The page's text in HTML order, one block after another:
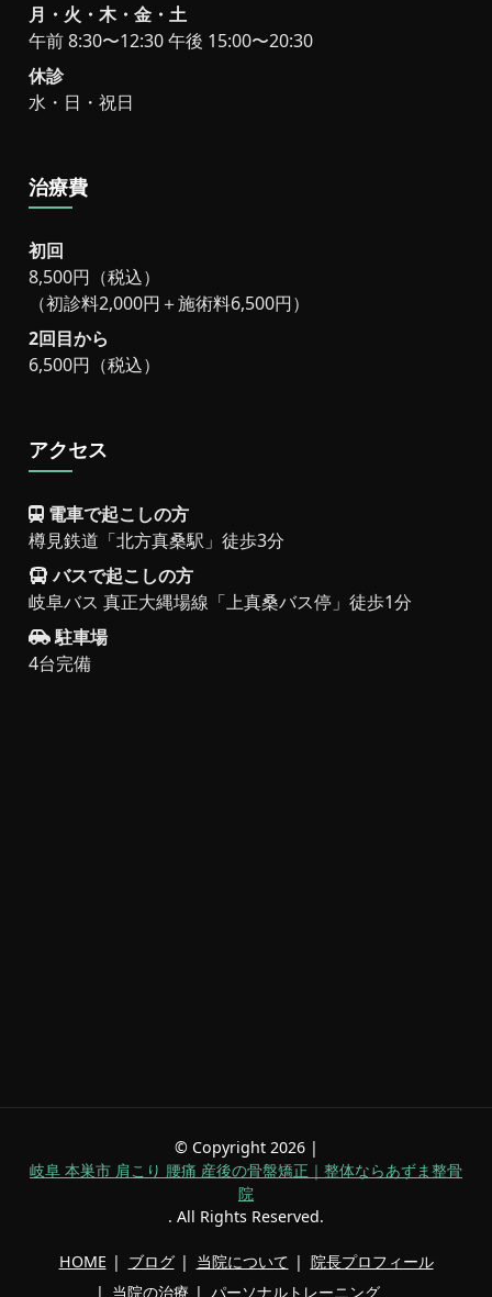
月・火・木・金・土
午前 8:30〜12:30 午後 15:00〜20:30
休診
水・日・祝日
治療費
初回
8,500円（税込）
（初診料2,000円＋施術料6,500円）
2回目から
6,500円（税込）
アクセス
電車で起こしの方
樽見鉄道「北方真桑駅」徒歩3分
バスで起こしの方
岐阜バス 真正大縄場線「上真桑バス停」徒歩1分
駐車場
4台完備
© Copyright 2026 |
岐阜 本巣市 肩こり 腰痛 産後の骨盤矯正｜整体ならあずま整骨
院
. All Rights Reserved.
HOME ブログ 当院について
院長プロフィール
当院の治療
パーソナルトレーニング